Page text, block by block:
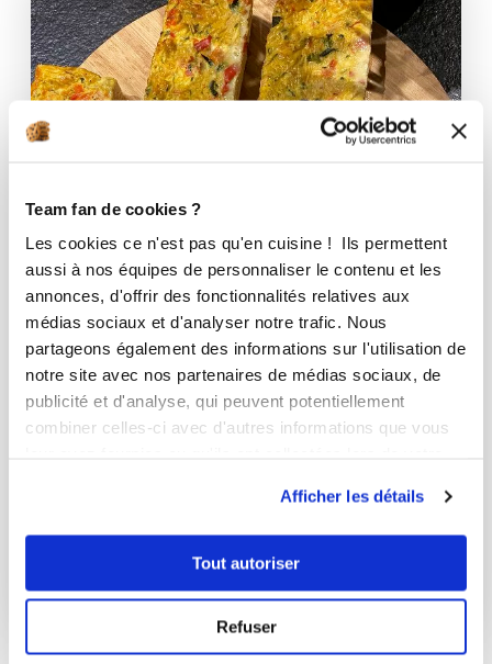
Team fan de cookies ?
Les cookies ce n'est pas qu'en cuisine ! Ils permettent
aussi à nos équipes de personnaliser le contenu et les
annonces, d'offrir des fonctionnalités relatives aux
médias sociaux et d'analyser notre trafic. Nous
partageons également des informations sur l'utilisation de
notre site avec nos partenaires de médias sociaux, de
publicité et d'analyse, qui peuvent potentiellement
combiner celles-ci avec d'autres informations que vous
Afficher les détails
Tout autoriser
Refuser
VALERIE TRONCHI
Flan de légumes au Thermomix
Décevant
1h 4 22